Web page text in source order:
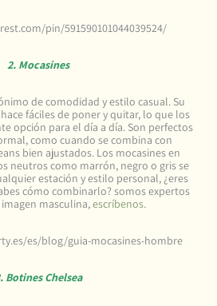
2. Mocasines
de comodidad y estilo casual. Su
fáciles de poner y quitar, lo que los
opción para el día a día. Son perfectos
como cuando se combina con
bien ajustados. Los mocasines en
neutros como marrón, negro o gris se
estación y estilo personal, ¿eres
cómo combinarlo? somos expertos
masculina,escríbenos.
Botines Chelsea